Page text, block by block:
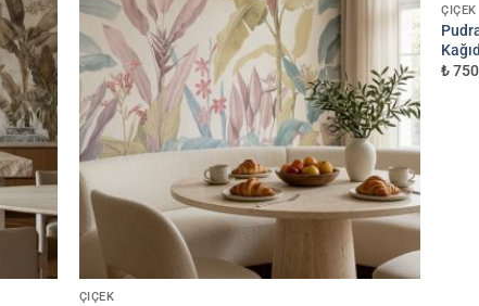
PREMIUM
✦
RÖLYEF KABARTMA
EN ÇOK TERCIH
Tekstil Vinil
Yumuşak dokulu, canlı renk
1.000 TL/m²
YÜKSEKLIK (CM)
ÇIÇEK
ÇIÇEK
₺